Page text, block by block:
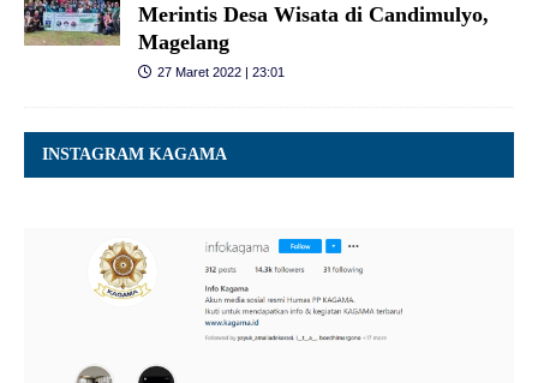
Merintis Desa Wisata di Candimulyo,
Magelang
27 Maret 2022 | 23:01
INSTAGRAM KAGAMA